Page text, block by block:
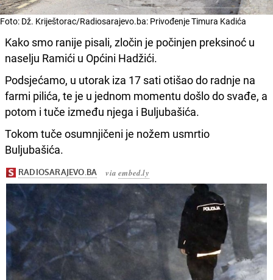
Foto: Dž. Kriještorac/Radiosarajevo.ba: Privođenje Timura Kadića
Kako smo ranije pisali, zločin je počinjen preksinoć u
naselju Ramići u Općini Hadžići.
Podsjećamo, u utorak iza 17 sati otišao do radnje na
farmi pilića, te je u jednom momentu došlo do svađe, a
potom i tuče između njega i Buljubašića.
Tokom tuče osumnjičeni je nožem usmrtio
Buljubašića.